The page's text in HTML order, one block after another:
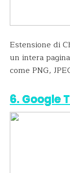
Estensione di
un intera
come PNG,
6. Google